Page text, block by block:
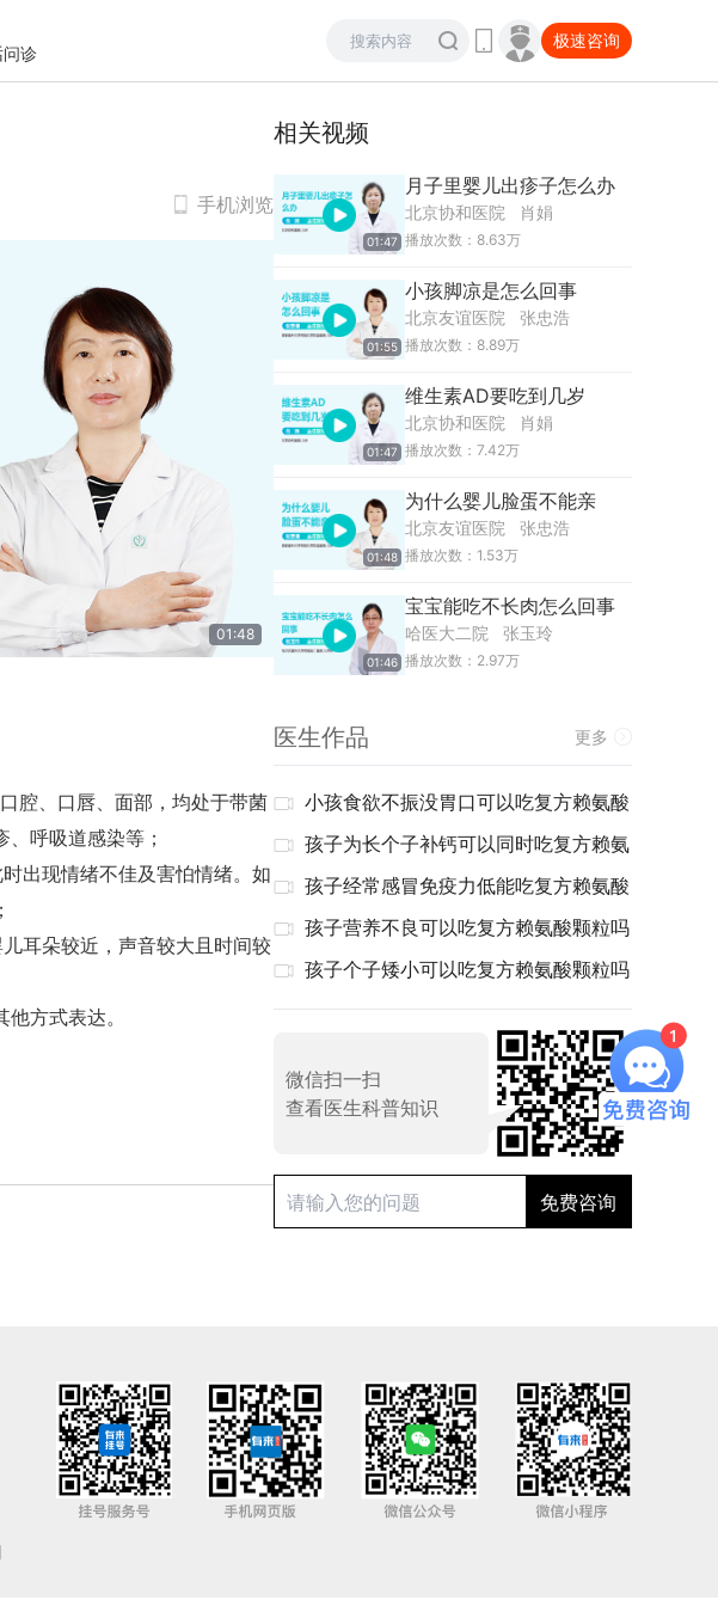
问诊
极速咨询
手机浏览
01:48
腔、口唇、面部，均处于带菌
呼吸道感染等；
出现情绪不佳及害怕情绪。如
耳朵较近，声音较大且时间较
方式表达。
相关视频
01:47
月子里婴儿出疹子怎么办
北京协和医院 肖娟
播放次数： 8.63万
01:55
小孩脚凉是怎么回事
北京友谊医院 张忠浩
播放次数： 8.89万
01:47
维生素AD要吃到几岁
北京协和医院 肖娟
播放次数： 7.42万
01:48
为什么婴儿脸蛋不能亲
北京友谊医院 张忠浩
播放次数： 1.53万
01:46
宝宝能吃不长肉怎么回事
哈医大二院 张玉玲
播放次数： 2.97万
医生作品 更多
小孩食欲不振没胃口可以吃复方赖氨酸
颗粒吗
孩子为长个子补钙可以同时吃复方赖氨
酸颗粒吗
孩子经常感冒免疫力低能吃复方赖氨酸
颗粒吗
孩子营养不良可以吃复方赖氨酸颗粒吗
孩子个子矮小可以吃复方赖氨酸颗粒吗
微信扫一扫
查看医生科普知识